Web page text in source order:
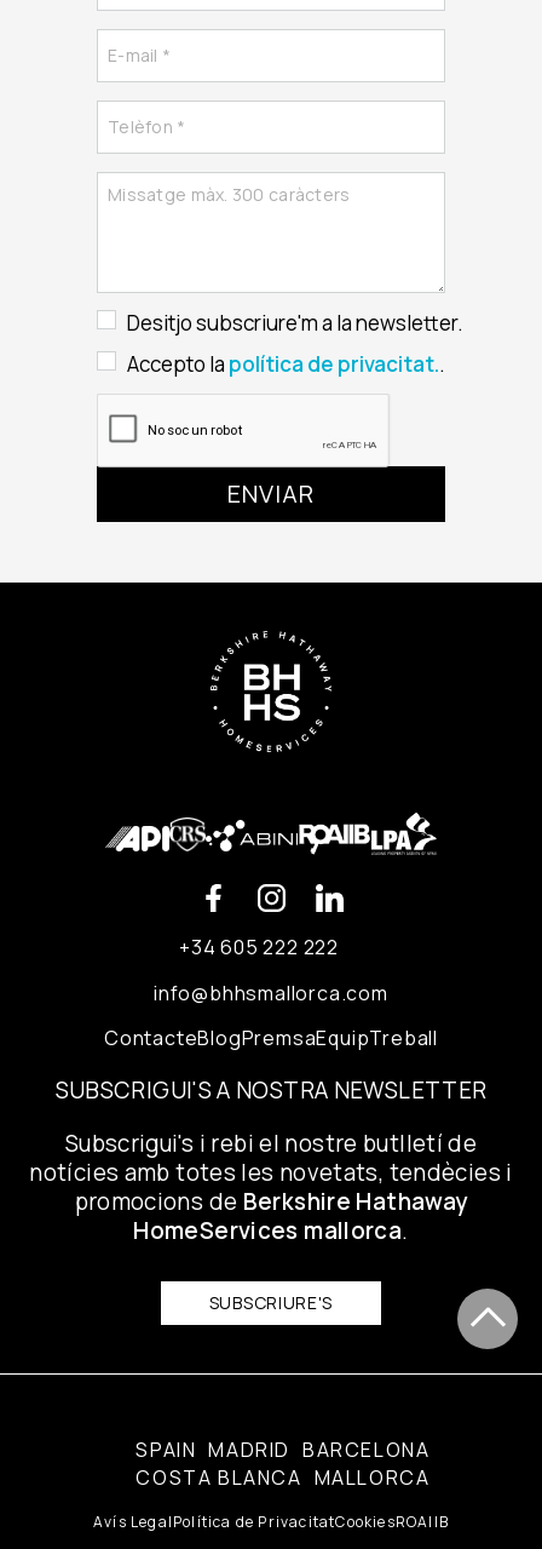
Desitjo subscriure'm a la newsletter.
Accepto la política de privacitat..
+34 605 222 222
info@bhhsmallorca.com
ContacteBlogPremsaEquipTreball
SUBSCRIGUI'S A NOSTRA NEWSLETTER
Subscrigui's i rebi el nostre butlletí de
notícies amb totes les novetats, tendècies i
promocions de Berkshire Hathaway
HomeServices mallorca.
SUBSCRIURE'S
SPAIN MADRID BARCELONA
COSTA BLANCA MALLORCA
Avís LegalPolítica de PrivacitatCookiesROAIIB